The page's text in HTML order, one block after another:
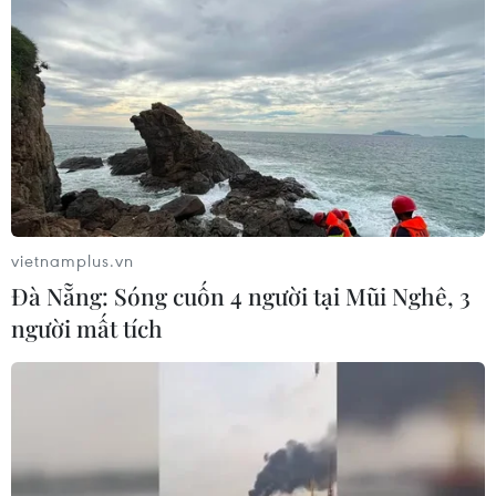
có hiệu quả Luật Bảo vệ môi trường năm 2020.
Hà Nội xóa các điểm ùn ứ rác thải sinh
hoạt ở ngoại thành
vietnamplus.vn
Đà Nẵng: Sóng cuốn 4 người tại Mũi Nghê, 3
người mất tích